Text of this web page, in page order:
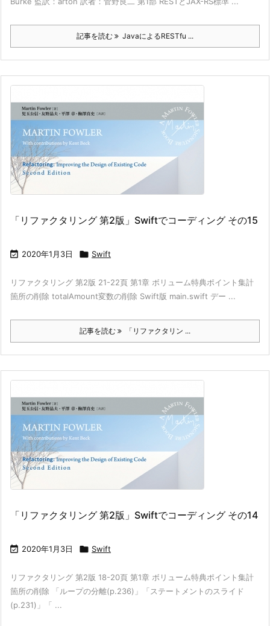
記事を読む JavaによるRESTfu ...
「リファクタリング 第2版」Swiftでコーディング その15
 2020年1月3日  Swift
リファクタリング 第2版 21-22頁 第1章 ボリューム特典ポイント集計
箇所の削除 totalAmount変数の削除 Swift版 main.swift デー ...
記事を読む 「リファクタリン ...
「リファクタリング 第2版」Swiftでコーディング その14
 2020年1月3日  Swift
リファクタリング 第2版 18-20頁 第1章 ボリューム特典ポイント集計
箇所の削除 「ループの分離(p.236)」「ステートメントのスライド
(p.231)」「 ...